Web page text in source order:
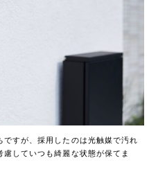
すが、採用したのは光触媒で汚れ
していつも綺麗な状態が保てま